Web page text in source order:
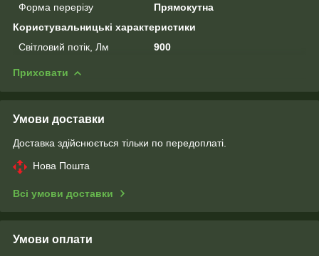
Форма перерізу
Прямокутна
Користувальницькі характеристики
Світловий потік, Лм
900
Приховати
Умови доставки
Доставка здійснюється тільки по передоплаті.
Нова Пошта
Всі умови доставки
Умови оплати